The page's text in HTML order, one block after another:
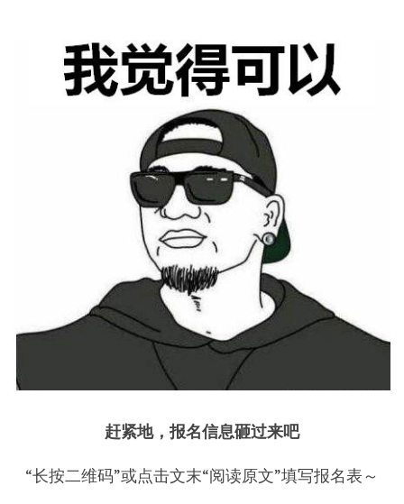
赶紧地，报名信息砸过来吧
“长按二维码”或点击文末“阅读原文”填写报名表～